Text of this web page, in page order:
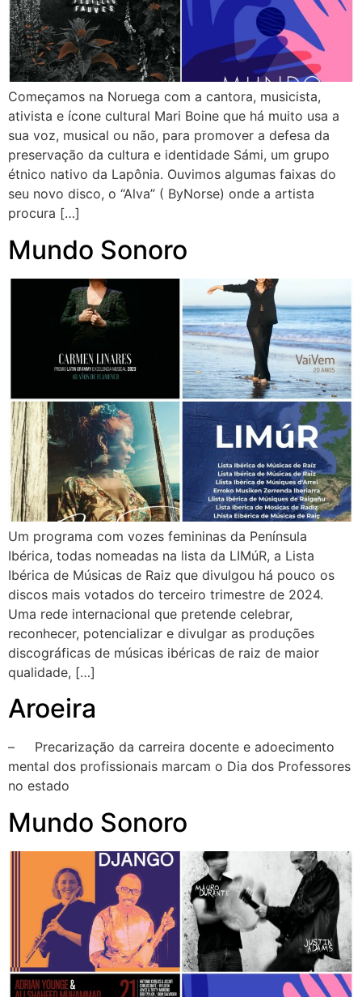
Começamos na Noruega com a cantora, musicista,
ativista e ícone cultural Mari Boine que há muito usa a
sua voz, musical ou não, para promover a defesa da
preservação da cultura e identidade Sámi, um grupo
étnico nativo da Lapônia. Ouvimos algumas faixas do
seu novo disco, o “Alva” ( ByNorse) onde a artista
procura […]
Mundo Sonoro
Um programa com vozes femininas da Península
Ibérica, todas nomeadas na lista da LIMúR, a Lista
Ibérica de Músicas de Raiz que divulgou há pouco os
discos mais votados do terceiro trimestre de 2024.
Uma rede internacional que pretende celebrar,
reconhecer, potencializar e divulgar as produções
discográficas de músicas ibéricas de raiz de maior
qualidade, […]
Aroeira
– Precarização da carreira docente e adoecimento
mental dos profissionais marcam o Dia dos Professores
no estado
Mundo Sonoro